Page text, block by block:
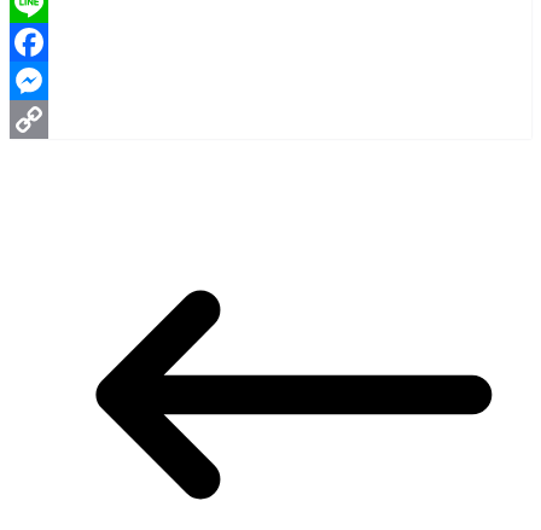
Line
Facebook
Messenger